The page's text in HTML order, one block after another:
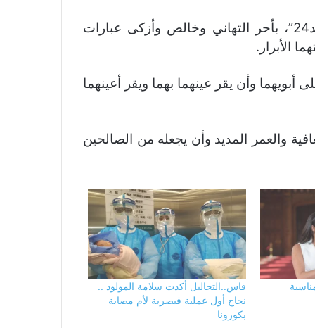
وبهذه المناسبة السعيدة يتقدم طاقم جريدة ”جديد24”، بأحر التهاني وخالص وأزكى عبارات
الأبرار.
وأن يقر عينهما بهما ويقر أعينهما
والعمر المديد وأن يجعله من الصالحين
فاس..التحاليل أكدت سلامة المولود ..
نجاح أول عملية قيصرية لأم مصابة
بكورونا